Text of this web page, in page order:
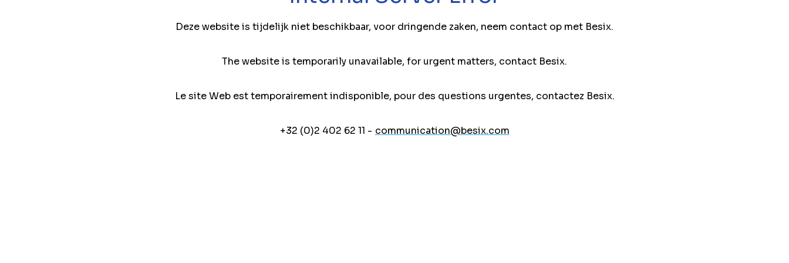
Deze website is tijdelijk niet beschikbaar, voor dringende zaken, neem contact op met Besix.
The website is temporarily unavailable, for urgent matters, contact Besix.
Le site Web est temporairement indisponible, pour des questions urgentes, contactez Besix.
+32 (0)2 402 62 11 - communication@besix.com